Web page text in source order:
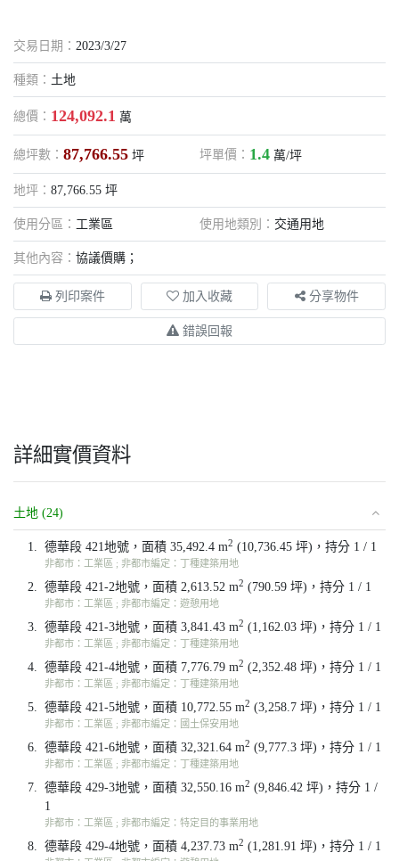
交易日期： 2023/3/27
種類： 土地
總價： 124,092.1 萬
總坪數： 87,766.55 坪 坪單價： 1.4 萬/坪
地坪： 87,766.55 坪
使用分區： 工業區 使用地類別： 交通用地
其他內容： 協議價購；
列印案件 加入收藏 分享物件
錯誤回報
詳細實價資料
土地 (24)
1. 德華段 421地號，面積 35,492.4 m2 (10,736.45 坪)，持分 1 / 1
非都市：工業區 ; 非都市編定：丁種建築用地
2. 德華段 421-2地號，面積 2,613.52 m2 (790.59 坪)，持分 1 / 1
非都市：工業區 ; 非都市編定：遊憩用地
3. 德華段 421-3地號，面積 3,841.43 m2 (1,162.03 坪)，持分 1 / 1
非都市：工業區 ; 非都市編定：丁種建築用地
4. 德華段 421-4地號，面積 7,776.79 m2 (2,352.48 坪)，持分 1 / 1
非都市：工業區 ; 非都市編定：丁種建築用地
5. 德華段 421-5地號，面積 10,772.55 m2 (3,258.7 坪)，持分 1 / 1
非都市：工業區 ; 非都市編定：國土保安用地
6. 德華段 421-6地號，面積 32,321.64 m2 (9,777.3 坪)，持分 1 / 1
非都市：工業區 ; 非都市編定：丁種建築用地
7. 德華段 429-3地號，面積 32,550.16 m2 (9,846.42 坪)，持分 1 /
1
非都市：工業區 ; 非都市編定：特定目的事業用地
8. 德華段 429-4地號，面積 4,237.73 m2 (1,281.91 坪)，持分 1 / 1